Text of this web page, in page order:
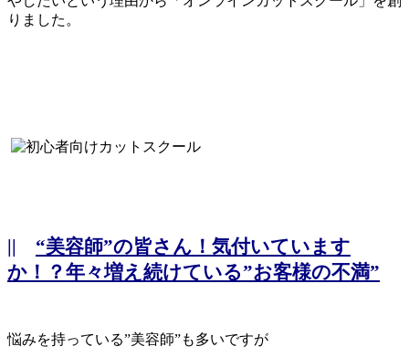
りました。
|| “美容師”の皆さん！気付いています
か！？年々増え続けている”お客様の不満”
悩みを持っている”美容師”も多いですが